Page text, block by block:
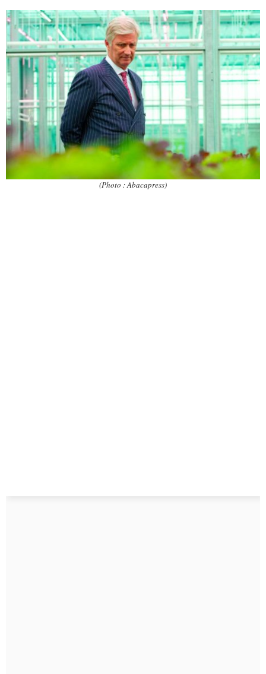
(Photo : Abacapress)